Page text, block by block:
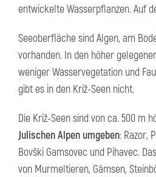
entwickelte Wasserpflanzen. Auf
Seeoberfläche sind Algen, am
vorhanden. In den höher
weniger Wasservegetation und
gibt es in den Križ-Seen nicht.
Die Križ-Seen sind von ca. 500 m
Julischen Alpen umgeben: Razor,
Bovški Gamsovec und Pihavec.
von Murmeltieren, Gämsen,